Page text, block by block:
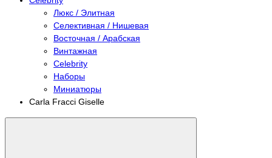
Люкс / Элитная
Селективная / Нишевая
Восточная / Арабская
Винтажная
Celebrity
Наборы
Миниатюры
Carla Fracci Giselle